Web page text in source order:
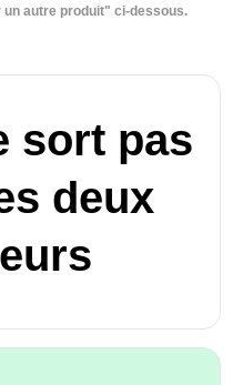
un autre produit" ci-dessous.
sort pas
deux